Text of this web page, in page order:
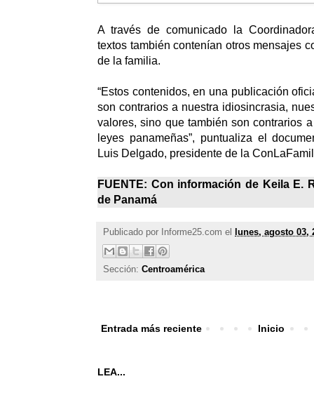
A través de comunicado la
textos también contenían otros mensajes
de la familia.
“Estos contenidos, en una publicación
son contrarios a nuestra idiosincrasia,
valores, sino que también son contrarios
leyes panameñas”, puntualiza el
Luis Delgado, presidente de la
FUENTE: Con información de Keila E.
de Panamá
Publicado por Informe25.com el lunes, agosto 03,
Sección: Centroamérica
Entrada más reciente Inicio
LEA...